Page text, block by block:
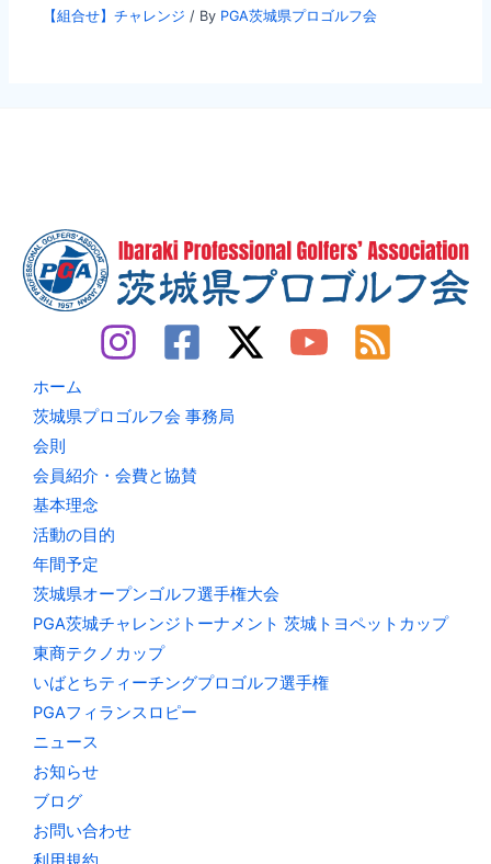
【組合せ】チャレンジ / By PGA茨城県プロゴルフ会
ホーム
茨城県プロゴルフ会 事務局
会則
会員紹介・会費と協賛
基本理念
活動の目的
年間予定
茨城県オープンゴルフ選手権大会
PGA茨城チャレンジトーナメント 茨城トヨペットカップ
東商テクノカップ
いばとちティーチングプロゴルフ選手権
PGAフィランスロピー
ニュース
お知らせ
ブログ
お問い合わせ